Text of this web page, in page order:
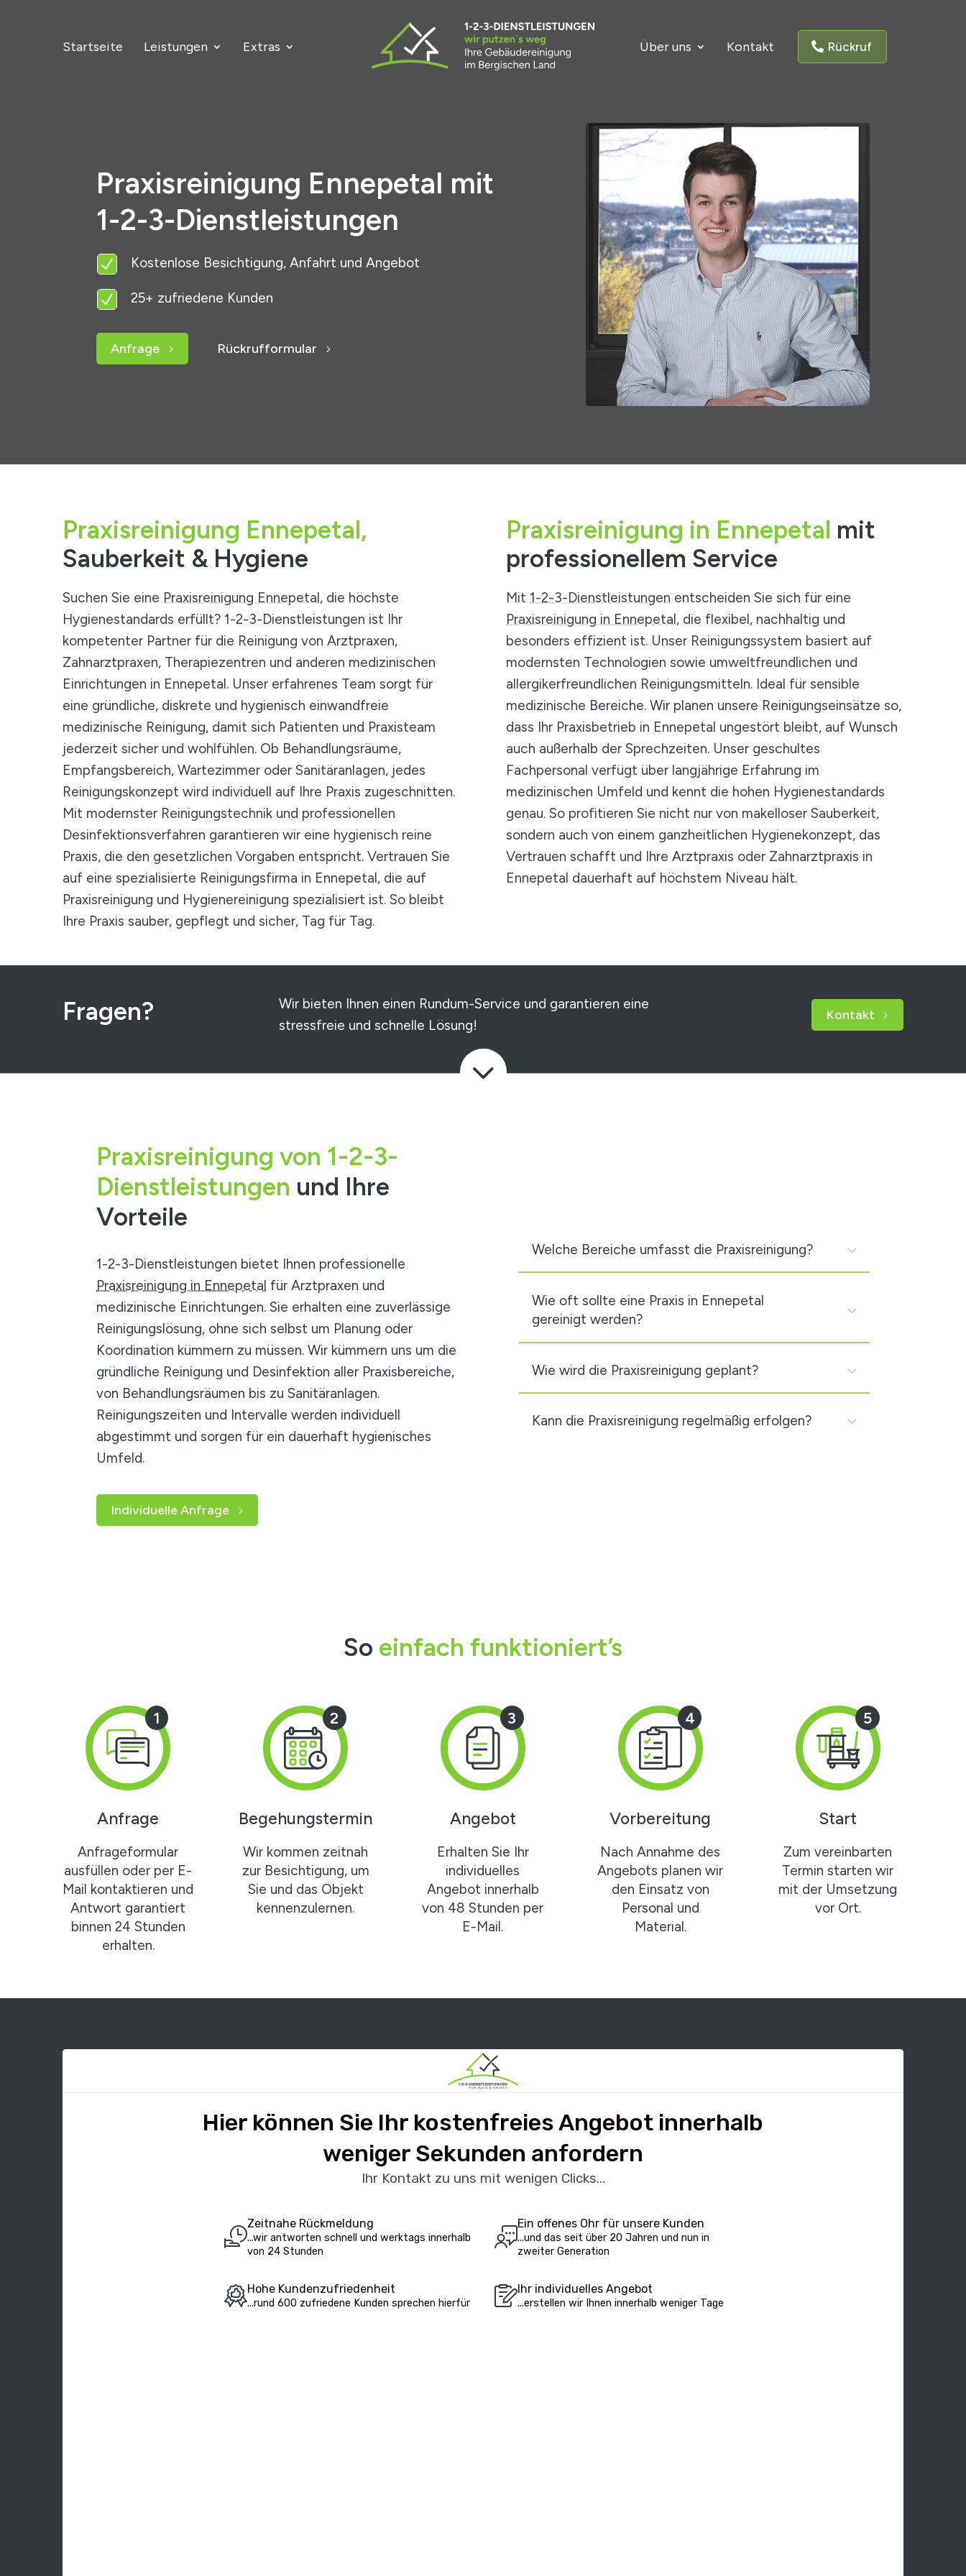
Startseite Leistungen Extras Über uns Kontakt Rückruf
Praxisreinigung Ennepetal mit
1-2-3-Dienstleistungen
N Kostenlose Besichtigung, Anfahrt und Angebot
N 25+ zufriedene Kunden
Anfrage Rückrufformular
Praxisreinigung Ennepetal,
Sauberkeit & Hygiene
Suchen Sie eine Praxisreinigung Ennepetal, die höchste
Hygienestandards erfüllt? 1-2-3-Dienstleistungen ist Ihr
kompetenter Partner für die Reinigung von Arztpraxen,
Zahnarztpraxen, Therapiezentren und anderen medizinischen
Einrichtungen in Ennepetal. Unser erfahrenes Team sorgt für
eine gründliche, diskrete und hygienisch einwandfreie
medizinische Reinigung, damit sich Patienten und Praxisteam
jederzeit sicher und wohlfühlen. Ob Behandlungsräume,
Empfangsbereich, Wartezimmer oder Sanitäranlagen, jedes
Reinigungskonzept wird individuell auf Ihre Praxis zugeschnitten.
Mit modernster Reinigungstechnik und professionellen
Desinfektionsverfahren garantieren wir eine hygienisch reine
Praxis, die den gesetzlichen Vorgaben entspricht. Vertrauen Sie
auf eine spezialisierte Reinigungsfirma in Ennepetal, die auf
Praxisreinigung und Hygienereinigung spezialisiert ist. So bleibt
Ihre Praxis sauber, gepflegt und sicher, Tag für Tag.
Praxisreinigung in Ennepetal mit
professionellem Service
Mit 1-2-3-Dienstleistungen entscheiden Sie sich für eine
Praxisreinigung in Ennepetal, die flexibel, nachhaltig und
besonders effizient ist. Unser Reinigungssystem basiert auf
modernsten Technologien sowie umweltfreundlichen und
allergikerfreundlichen Reinigungsmitteln. Ideal für sensible
medizinische Bereiche. Wir planen unsere Reinigungseinsätze so,
dass Ihr Praxisbetrieb in Ennepetal ungestört bleibt, auf Wunsch
auch außerhalb der Sprechzeiten. Unser geschultes
Fachpersonal verfügt über langjährige Erfahrung im
medizinischen Umfeld und kennt die hohen Hygienestandards
genau. So profitieren Sie nicht nur von makelloser Sauberkeit,
sondern auch von einem ganzheitlichen Hygienekonzept, das
Vertrauen schafft und Ihre Arztpraxis oder Zahnarztpraxis in
Ennepetal dauerhaft auf höchstem Niveau hält.
Fragen?
Wir bieten Ihnen einen Rundum-Service und garantieren eine
stressfreie und schnelle Lösung!
Kontakt
3
Praxisreinigung von 1-2-3-
Dienstleistungen und Ihre
Vorteile
1-2-3-Dienstleistungen bietet Ihnen professionelle
Praxisreinigung in Ennepetal für Arztpraxen und
medizinische Einrichtungen. Sie erhalten eine zuverlässige
Reinigungslösung, ohne sich selbst um Planung oder
Koordination kümmern zu müssen. Wir kümmern uns um die
gründliche Reinigung und Desinfektion aller Praxisbereiche,
von Behandlungsräumen bis zu Sanitäranlagen.
Reinigungszeiten und Intervalle werden individuell
abgestimmt und sorgen für ein dauerhaft hygienisches
Umfeld.
Individuelle Anfrage
Welche Bereiche umfasst die Praxisreinigung?
Wie oft sollte eine Praxis in Ennepetal
gereinigt werden?
Wie wird die Praxisreinigung geplant?
Kann die Praxisreinigung regelmäßig erfolgen?
So einfach funktioniert’s
1
Anfrage
Anfrageformular
ausfüllen oder per E-
Mail kontaktieren und
Antwort garantiert
binnen 24 Stunden
erhalten.
2
Begehungstermin
Wir kommen zeitnah
zur Besichtigung, um
Sie und das Objekt
kennenzulernen.
3
Angebot
Erhalten Sie Ihr
individuelles
Angebot innerhalb
von 48 Stunden per
E-Mail.
4
Vorbereitung
Nach Annahme des
Angebots planen wir
den Einsatz von
Personal und
Material.
5
Start
Zum vereinbarten
Termin starten wir
mit der Umsetzung
vor Ort.